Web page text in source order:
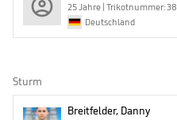
25 Jahre | Trikotnummer: 38
Deutschland
Sturm
Breitfelder, Danny